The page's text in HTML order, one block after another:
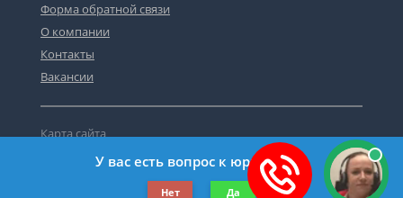
Форма обратной связи
О компании
Контакты
Вакансии
©2019-2026 Все права защищены.
Карта сайта
Политика персональных данных
У вас есть вопрос к юристу?
Нет Да